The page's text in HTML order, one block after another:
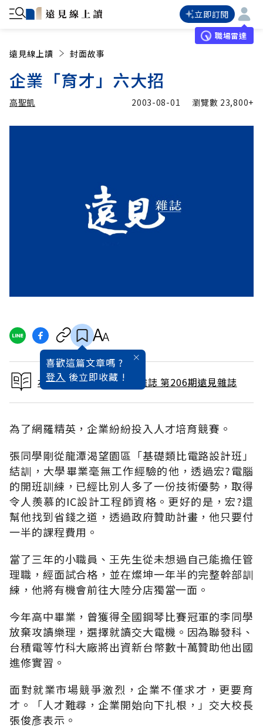
立即訂閱
職場雷達
遠見線上讀 封面故事
企業「育才」六大招
高聖凱 2003-08-01 瀏覽數 23,800+
喜歡這篇文章嗎 ?
登入 後立即收藏 !
本文出自 2003 / 8月號雜誌 第206期遠見雜誌
為了網羅精英，企業紛紛投入人才培育競賽。
張同學剛從龍潭渴望園區「基礎類比電路設計班」
結訓，大學畢業毫無工作經驗的他，透過宏?電腦
的開班訓練，已經比別人多了一份技術優勢，取得
令人羨慕的IC設計工程師資格。更好的是，宏?還
幫他找到省錢之道，透過政府贊助計畫，他只要付
一半的課程費用。
當了三年的小職員、王先生從未想過自己能擔任管
理職，經面試合格，並在燦坤一年半的完整幹部訓
練，他將有機會前往大陸分店獨當一面。
今年高中畢業，曾獲得全國鋼琴比賽冠軍的李同學
放棄攻讀樂理，選擇就讀交大電機。因為聯發科、
台積電等竹科大廠將出資新台幣數十萬贊助他出國
進修實習。
面對就業市場競爭激烈，企業不僅求才，更要育
才。「人才難尋，企業開始向下扎根，」交大校長
張俊彥表示。